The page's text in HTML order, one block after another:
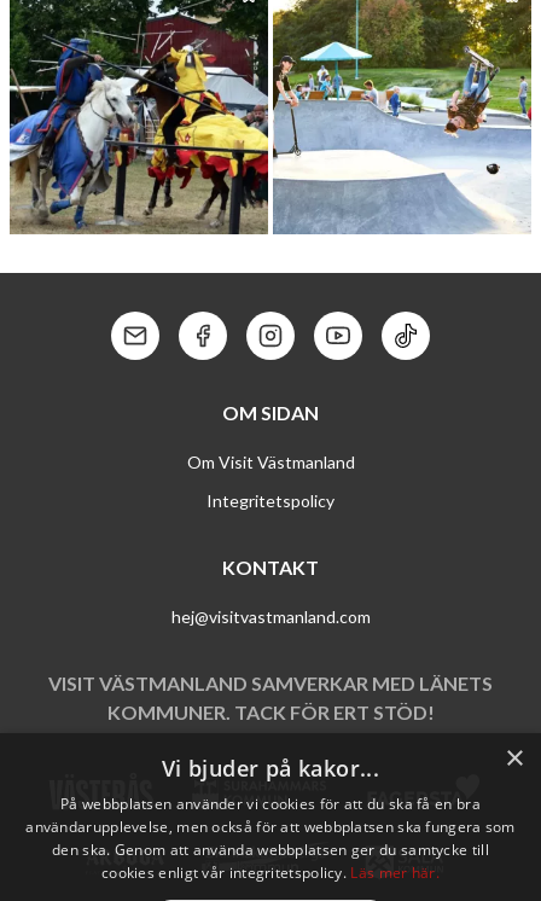
Kontakt: MailKontakt: Facebook
Kontakt: Instagram
Kontakt: Youtube
Kontakt: Tik
OM SIDAN
Om Visit Västmanland
Integritetspolicy
KONTAKT
hej@visitvastmanland.com
VISIT VÄSTMANLAND SAMVERKAR MED LÄNETS
KOMMUNER. TACK FÖR ERT STÖD!
×
Vi bjuder på kakor...
På webbplatsen använder vi cookies för att du ska få en bra
användarupplevelse, men också för att webbplatsen ska fungera som
den ska. Genom att använda webbplatsen ger du samtycke till
cookies enligt vår integritetspolicy. Läs mer här.